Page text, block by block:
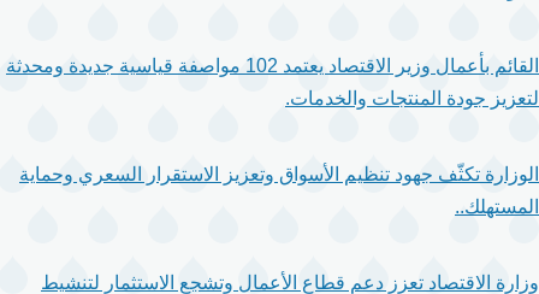
القائم بأعمال وزير الاقتصاد يعتمد 102 مواصفة قياسية جديدة ومحدثة
لتعزيز جودة المنتجات والخدمات.
الوزارة تكثّف جهود تنظيم الأسواق وتعزيز الاستقرار السعري وحماية
المستهلك..
وزارة الاقتصاد تعزز دعم قطاع الأعمال وتشجع الاستثمار لتنشيط